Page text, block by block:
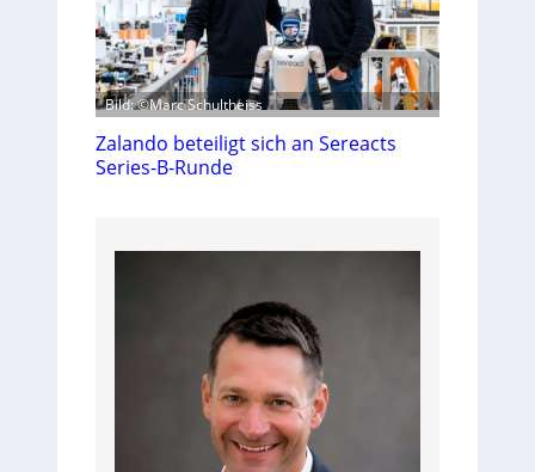
Bild: ©Marc Schultheiss
Zalando beteiligt sich an Sereacts
Series-B-Runde